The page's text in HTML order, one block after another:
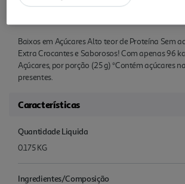
Baixos em Açúcares Alto teor de Proteína Sem
Extra Crocantes e Saborosos! Com apenas 96
Açúcares, por porção (25 g) *Contém açúcares
presentes.
Características
Quantidade Liquida
0.175 KG
Ingredientes/Composição